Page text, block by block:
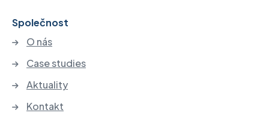
Společnost
O nás
Case studies
Aktuality
Kontakt